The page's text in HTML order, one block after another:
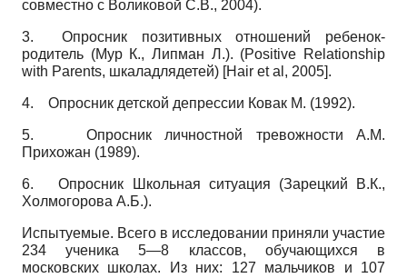
совместно с Воликовой С.В., 2004).
3.Опросник позитивных отношений ребенок-
родитель (Мур К., Липман Л.). (Positive Relationship
with Parents, шкаладлядетей) [Hair et al, 2005].
4. Опросник детской депрессии Ковак М. (1992).
5. Опросник личностной тревожности А.М.
Прихожан (1989).
6.Опросник Школьная ситуация (Зарецкий В.К.,
Холмогорова А.Б.).
Испытуемые. Всего в исследовании приняли участие
234 ученика 5—8 классов, обучающихся в
московских школах. Из них: 127 мальчиков и 107